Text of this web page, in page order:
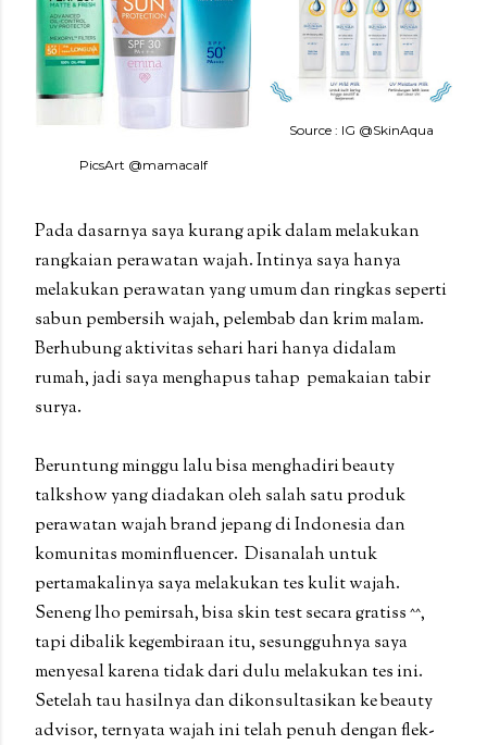
PicsArt @mamacalf
Source : IG @SkinAqua
Pada dasarnya saya kurang apik dalam melakukan
rangkaian perawatan wajah. Intinya saya hanya
melakukan perawatan yang umum dan ringkas seperti
sabun pembersih wajah, pelembab dan krim malam.
Berhubung aktivitas sehari hari hanya didalam
rumah, jadi saya menghapus tahap pemakaian tabir
surya.
Beruntung minggu lalu bisa menghadiri beauty
talkshow yang diadakan oleh salah satu produk
perawatan wajah brand jepang di Indonesia dan
komunitas mominfluencer. Disanalah untuk
pertamakalinya saya melakukan tes kulit wajah.
Seneng lho pemirsah, bisa skin test secara gratiss ^^,
tapi dibalik kegembiraan itu, sesungguhnya saya
menyesal karena tidak dari dulu melakukan tes ini.
Setelah tau hasilnya dan dikonsultasikan ke beauty
advisor, ternyata wajah ini telah penuh dengan flek-